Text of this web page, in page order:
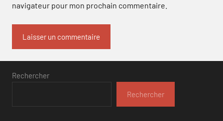
navigateur pour mon prochain commentaire.
Rechercher
Rechercher